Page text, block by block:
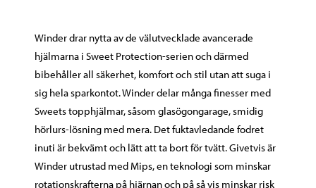
mängd
Winder drar nytta av de välutvecklade avancerade
hjälmarna i Sweet Protection-serien och därmed
bibehåller all säkerhet, komfort och stil utan att suga i
sig hela sparkontot. Winder delar många finesser med
Sweets topphjälmar, såsom glasögongarage, smidig
hörlurs-lösning med mera. Det fuktavledande fodret
inuti är bekvämt och lätt att ta bort för tvätt. Givetvis är
Winder utrustad med Mips, en teknologi som minskar
rotationskrafterna på hjärnan och på så vis minskar risk